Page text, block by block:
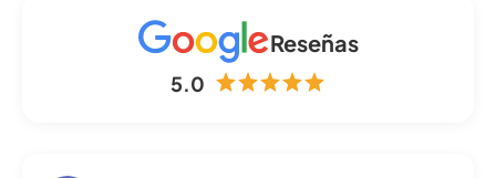
Reseñas
5.0